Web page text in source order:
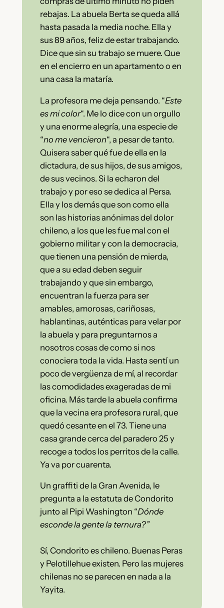
rebajas. La abuela Berta se queda allá
hasta pasada la media noche. Ella y
sus 89 años, feliz de estar trabajando.
Dice que sin su trabajo se muere. Que
en el encierro en un apartamento o en
una casa la mataría.
La profesora me deja pensando. “Este
es mi color“. Me lo dice con un orgullo
y una enorme alegría, una especie de
“no me vencieron“, a pesar de tanto.
Quisera saber qué fue de ella en la
dictadura, de sus hijos, de sus amigos,
de sus vecinos. Si la echaron del
trabajo y por eso se dedica al Persa.
Ella y los demás que son como ella
son las historias anónimas del dolor
chileno, a los que les fue mal con el
gobierno militar y con la democracia,
que tienen una pensión de mierda,
que a su edad deben seguir
trabajando y que sin embargo,
encuentran la fuerza para ser
amables, amorosas, cariñosas,
hablantinas, auténticas para velar por
la abuela y para preguntarnos a
nosotros cosas de como si nos
conociera toda la vida. Hasta sentí un
poco de vergüenza de mí, al recordar
las comodidades exageradas de mi
oficina. Más tarde la abuela confirma
que la vecina era profesora rural, que
quedó cesante en el 73. Tiene una
casa grande cerca del paradero 25 y
recoge a todos los perritos de la calle.
Ya va por cuarenta.
Un graffiti de la Gran Avenida, le
pregunta a la estatuta de Condorito
junto al Pipi Washington “Dónde
esconde la gente la ternura?”
Sí, Condorito es chileno. Buenas Peras
y Pelotillehue existen. Pero las mujeres
chilenas no se parecen en nada a la
Yayita.